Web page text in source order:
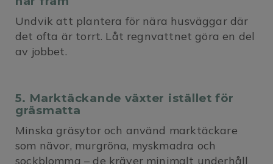
Undvik att plantera för nära husväggar där
det ofta är torrt. Låt regnvattnet göra en del
av jobbet.
5. Marktäckande växter istället för
gräsmatta
Minska gräsytor och använd marktäckare
som nävor, murgröna, myskmadra och
sockblomma – de kräver minimalt underhåll